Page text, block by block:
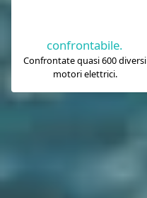
confrontabile.
Confrontate quasi 600 diversi
motori elettrici.